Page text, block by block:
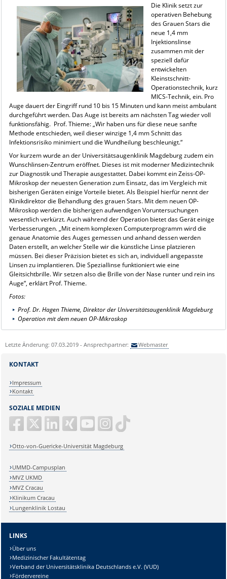
Die Klinik setzt zur
operativen Behebung
des Grauen Stars die
neue 1,4 mm
Injektionslinse
zusammen mit der
speziell dafür
entwickelten
Kleinstschnitt-
Operationstechnik, kurz
MICS-Technik, ein. Pro
Auge dauert der Eingriff rund 10 bis 15 Minuten und kann meist ambulant
durchgeführt werden. Das Auge ist bereits am nächsten Tag wieder voll
funktionsfähig. Prof. Thieme: „Wir haben uns für diese neue sanfte
Methode entschieden, weil dieser winzige 1,4 mm Schnitt das
Infektionsrisiko minimiert und die Wundheilung beschleunigt.“
Vor kurzem wurde an der Universitätsaugenklinik Magdeburg zudem ein
Wunschlinsen-Zentrum eröffnet. Dieses ist mit moderner Medizintechnik
zur Diagnostik und Therapie ausgestattet. Dabei kommt ein Zeiss-OP-
Mikroskop der neuesten Generation zum Einsatz, das im Vergleich mit
bisherigen Geräten einige Vorteile bietet. Als Beispiel hierfür nennt der
Klinikdirektor die Behandlung des grauen Stars. Mit dem neuen OP-
Mikroskop werden die bisherigen aufwendigen Voruntersuchungen
wesentlich verkürzt. Auch während der Operation bietet das Gerät einige
Verbesserungen. „Mit einem komplexen Computerprogramm wird die
genaue Anatomie des Auges gemessen und anhand dessen werden
Daten erstellt, an welcher Stelle wir die künstliche Linse platzieren
müssen. Bei dieser Präzision bietet es sich an, individuell angepasste
Linsen zu implantieren. Die Speziallinse funktioniert wie eine
Gleitsichtbrille. Wir setzen also die Brille von der Nase runter und rein ins
Auge“, erklärt Prof. Thieme.
Fotos:
Prof. Dr. Hagen Thieme, Direktor der Universitätsaugenklinik Magdeburg
Operation mit dem neuen OP-Mikroskop
Letzte Änderung: 07.03.2019 - Ansprechpartner: Webmaster
SOZIALE MEDIEN
Otto-von-Guericke-Universität Magdeburg
KONTAKT
Impressum
Kontakt
UMMD-Campusplan
MVZ UKMD
MVZ Cracau
Klinikum Cracau
Lungenklinik Lostau
LINKS
Über uns
Medizinischer Fakultätentag
Verband der Universitätsklinika Deutschlands e.V. (VUD)
Fördervereine